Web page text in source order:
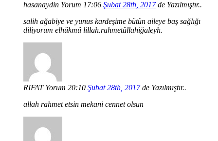
hasanaydin Yorum 17:06 Şubat 28th, 2017de Yazılmıştır..
salih ağabiye ve yunus kardeşime bütün aileye baş sağlığı
diliyorum elhükmü lillah.rahmetüllahiğaleyh.
RIFAT Yorum 20:10 Şubat 28th, 2017de Yazılmıştır..
allah rahmet etsin mekani cennet olsun